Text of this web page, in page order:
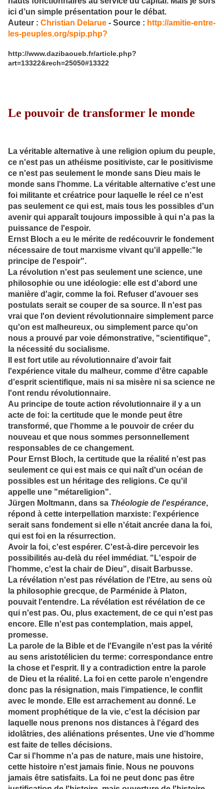
ici d’un simple présentation pour le débat.
Auteur : Christian Delarue - Source : http://amitie-entre-
les-peuples.org/spip.php?
http://www.dazibaoueb.fr/article.php?
art=13322&rech=25050#13322
Le pouvoir de transformer le monde
La véritable alternative à une religion opium du peuple,
ce n'est pas un athéisme positiviste, car le positivisme
ce n'est pas seulement le monde sans Dieu mais le
monde sans l'homme. La véritable alternative c'est une
foi militante et créatrice pour laquelle le réel ce n'est
pas seulement ce qui est, mais tous les possibles d'un
avenir qui apparaît toujours impossible à qui n'a pas la
puissance de l'espoir.
Ernst Bloch a eu le mérite de redécouvrir le fondement
nécessaire de tout marxisme vivant qu'il appelle:"le
principe de l'espoir".
La révolution n'est pas seulement une science, une
philosophie ou une idéologie: elle est d'abord une
manière d'agir, comme la foi. Refuser d'avouer ses
postulats serait se couper de sa source. Il n'est pas
vrai que l'on devient révolutionnaire simplement parce
qu'on est malheureux, ou simplement parce qu'on
nous a prouvé par voie démonstrative, "scientifique",
la nécessité du socialisme.
Il est fort utile au révolutionnaire d'avoir fait
l'expérience vitale du malheur, comme d'être capable
d'esprit scientifique, mais ni sa misère ni sa science ne
l'ont rendu révolutionnaire.
Au principe de toute action révolutionnaire il y a un
acte de foi: la certitude que le monde peut être
transformé, que l'homme a le pouvoir de créer du
nouveau et que nous sommes personnellement
responsables de ce changement.
Pour Ernst Bloch, la certitude que la réalité n'est pas
seulement ce qui est mais ce qui naît d'un océan de
possibles est un héritage des religions. Ce qu'il
appelle une "métareligion".
Jürgen Moltmann, dans sa Théologie de l'espérance,
répond à cette interpellation marxiste: l'expérience
serait sans fondement si elle n'était ancrée dana la foi,
qui est foi en la résurrection.
Avoir la foi, c'est espérer. C'est-à-dire percevoir les
possibilités au-delà du réel immédiat. "L'espoir de
l'homme, c'est la chair de Dieu", disait Barbusse.
La révélation n'est pas révélation de l'Etre, au sens où
la philosophie grecque, de Parménide à Platon,
pouvait l'entendre. La révélation est révélation de ce
qui n'est pas. Ou, plus exactement, de ce qui n'est pas
encore. Elle n'est pas contemplation, mais appel,
promesse.
La parole de la Bible et de l'Evangile n'est pas la vérité
au sens aristotélicien du terme: correspondance entre
la chose et l'esprit. Il y a contradiction entre la parole
de Dieu et la réalité. La foi en cette parole n'engendre
donc pas la résignation, mais l'impatience, le conflit
avec le monde. Elle est arrachement au donné. Le
moment prophétique de la vie, c'est la décision par
laquelle nous prenons nos distances à l'égard des
idolâtries, des aliénations présentes. Une vie d'homme
est faite de telles décisions.
Car si l'homme n'a pas de nature, mais une histoire,
cette histoire n'est jamais finie. Nous ne pouvons
jamais être satisfaits. La foi ne peut donc pas être